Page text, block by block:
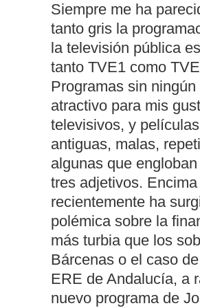
Siempre me ha
tanto gris la
la televisión pública
tanto TVE1 como
Programas sin ningún
atractivo para mis
televisivos, y
antiguas, malas,
algunas que
tres adjetivos. Encima
recientemente ha
polémica sobre la
más turbia que los
Bárcenas o el caso
ERE de Andalucía, a
nuevo programa de